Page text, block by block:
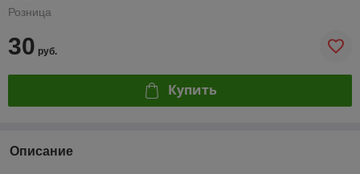
Розница
30 руб.
Купить
Описание